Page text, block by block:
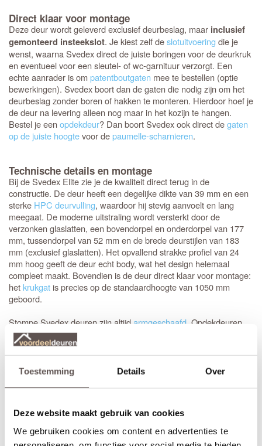
Toestemming Details Over
Deze website maakt gebruik van cookies
We gebruiken cookies om content en advertenties te
Direct klaar voor montage
Deze deur wordt geleverd exclusief deurbeslag, maar inclusief
gemonteerd insteekslot. Je kiest zelf deslotuitvoeringdie je
wenst, waarna Svedex direct de juiste boringen voor de deurkruk
en eventueel voor een sleutel- of wc-garnituur verzorgt. Een
echte aanrader is ompatentboutgaten mee te bestellen (optie
bewerkingen). Svedex boort dan de gaten die nodig zijn om het
deurbeslag zonder boren of hakken te monteren. Hierdoor hoef je
de deur na levering alleen nog maar in het kozijn te hangen.
Bestel je eenopdekdeur? Dan boort Svedex ook direct degaten
op de juiste hoogtevoor depaumelle-scharnieren.
Technische details en montage
Bij de Svedex Elite zie je de kwaliteit direct terug in de
constructie. De deur heeft een degelijke dikte van 39 mm en een
sterke HPC deurvulling, waardoor hij stevig aanvoelt en lang
meegaat. De moderne uitstraling wordt versterkt door de
verzonken glaslatten, een bovendorpel en onderdorpel van 177
mm, tussendorpel van 52 mm en de brede deurstijlen van 183
mm (exclusief glaslatten). Het opvallend strakke profiel van 24
mm hoog geeft de deur echt body, wat het design helemaal
compleet maakt. Bovendien is de deur direct klaar voor montage:
hetkrukgat is precies op de standaardhoogte van 1050 mm
geboord.
Stompe Svedex deuren zijn altijd armgeschaafd . Opdekdeuren
zijn altijd voorzien van boringen voor de scharnieren op
standaardhoogte. Bekijk de
Elk modelSvedex deur
is leverbaar in zowel een stompe als
afmeting. Het is voor beide uitvoeringen van belang dat je de
het slot al in de fabriek infreest, kan de deur niet omgedraaid
worden en is de keuze tussen links en rechtsvan groot belang.